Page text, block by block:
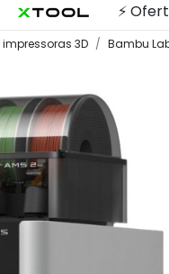
⚡
3D Bambu